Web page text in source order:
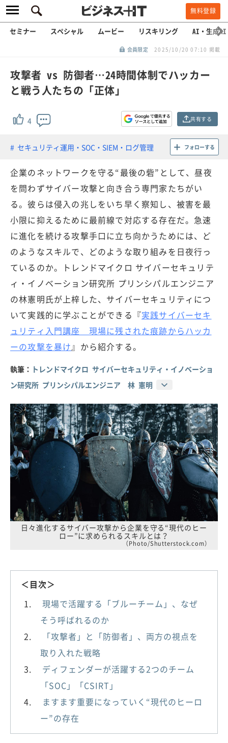
無料登録
セミナー スペシャル ムービー リスキリング AI・生成AI
会員限定 2025/10/20 07:10 掲載
攻撃者 vs 防御者…24時間体制でハッカー
と戦う人たちの「正体」
4 共有する
セキュリティ運用・SOC・SIEM・ログ管理 フォローする
企業のネットワークを守る“最後の砦”として、昼夜
を問わずサイバー攻撃と向き合う専門家たちがい
る。彼らは侵入の兆しをいち早く察知し、被害を最
小限に抑えるために最前線で対応する存在だ。急速
に進化を続ける攻撃手口に立ち向かうためには、ど
のようなスキルで、どのような取り組みを日夜行っ
ているのか。トレンドマイクロ サイバーセキュリテ
ィ・イノベーション研究所 プリンシパルエンジニア
の林憲明氏が上梓した、サイバーセキュリティにつ
いて実践的に学ぶことができる『実践サイバーセキ
ュリティ入門講座 現場に残された痕跡からハッカ
ーの攻撃を暴け』から紹介する。
執筆： トレンドマイクロ サイバーセキュリティ・イノベーショ
ン研究所 プリンシパルエンジニア 林 憲明
日々進化するサイバー攻撃から企業を守る“現代のヒー
ロー”に求められるスキルとは？
（Photo/Shutterstock.com）
＜目次＞
現場で活躍する「ブルーチーム」、なぜ
そう呼ばれるのか
「攻撃者」と「防御者」、両方の視点を
取り入れた戦略
ディフェンダーが活躍する2つのチーム
「SOC」「CSIRT」
ますます重要になっていく“現代のヒーロ
ー”の存在